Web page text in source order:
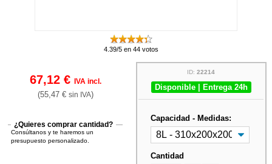
4.39/5 en 44 votos
67,12 € IVA incl.
(55,47 € sin IVA)
¿Quieres comprar cantidad?
Consúltanos y te haremos un
presupuesto personalizado.
ID:22214
Disponible | Entrega 24h
Capacidad - Medidas:
Cantidad